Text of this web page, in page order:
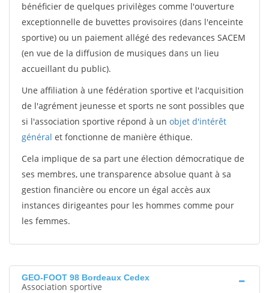
bénéficier de quelques privilèges comme l'ouverture
exceptionnelle de buvettes provisoires (dans l'enceinte
sportive) ou un paiement allégé des redevances SACEM
(en vue de la diffusion de musiques dans un lieu
accueillant du public).
Une affiliation à une fédération sportive et l'acquisition
de l'agrément jeunesse et sports ne sont possibles que
si l'association sportive répond à un objet d'intérêt
général et fonctionne de manière éthique.
Cela implique de sa part une élection démocratique de
ses membres, une transparence absolue quant à sa
gestion financière ou encore un égal accès aux
instances dirigeantes pour les hommes comme pour
les femmes.
GEO-FOOT 98 Bordeaux Cedex
Association sportive